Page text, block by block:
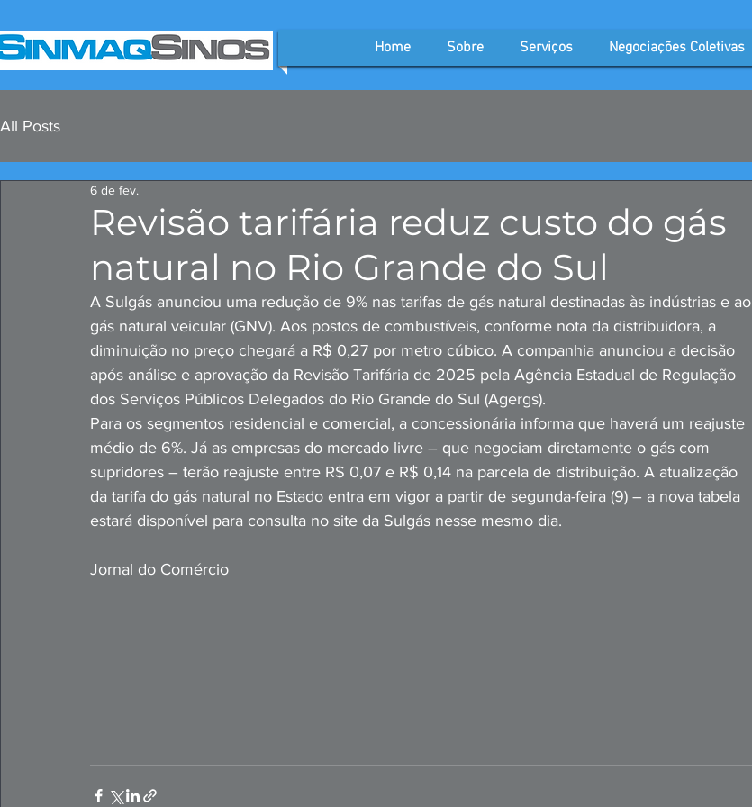
Home Sobre Serviços Negociações Coletivas
All Posts
Revisão tarifária reduz custo do gás
natural no Rio Grande do Sul
6 de fev.
A Sulgás anunciou uma redução de 9% nas tarifas de gás natural destinadas às indústrias e ao
gás natural veicular (GNV). Aos postos de combustíveis, conforme nota da distribuidora, a
diminuição no preço chegará a R$ 0,27 por metro cúbico. A companhia anunciou a decisão
após análise e aprovação da Revisão Tarifária de 2025 pela Agência Estadual de Regulação
dos Serviços Públicos Delegados do Rio Grande do Sul (Agergs).
Para os segmentos residencial e comercial, a concessionária informa que haverá um reajuste
médio de 6%. Já as empresas do mercado livre – que negociam diretamente o gás com
supridores – terão reajuste entre R$ 0,07 e R$ 0,14 na parcela de distribuição. A atualização
da tarifa do gás natural no Estado entra em vigor a partir de segunda-feira (9) – a nova tabela
estará disponível para consulta no site da Sulgás nesse mesmo dia.
Jornal do Comércio